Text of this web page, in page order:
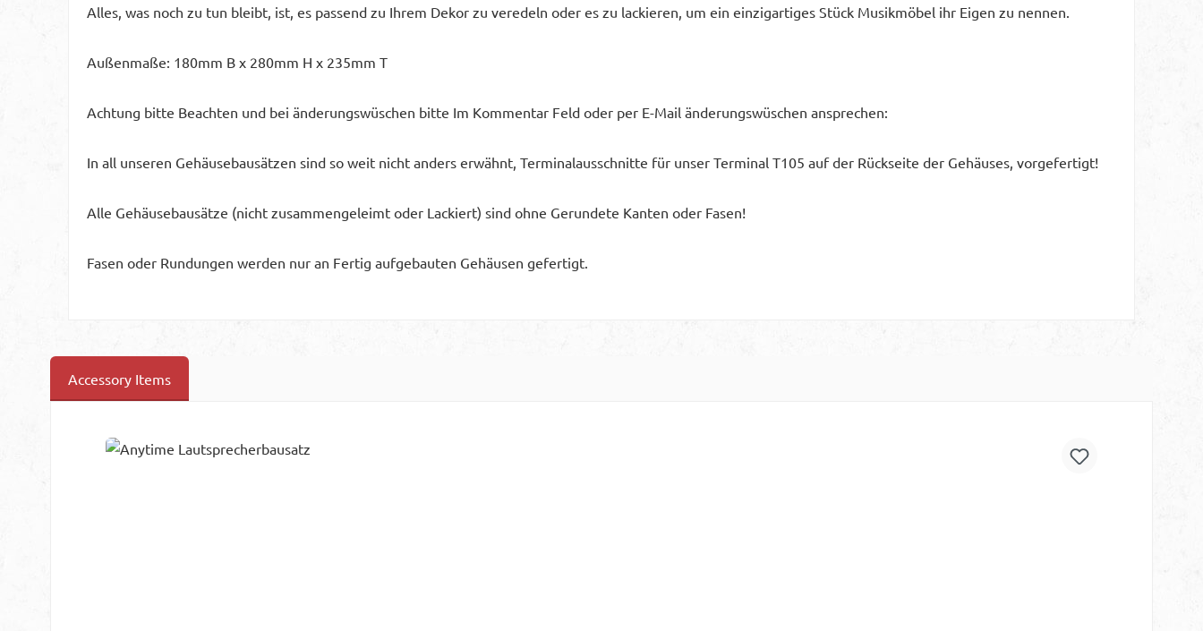
Alles, was noch zu tun bleibt, ist, es passend zu Ihrem Dekor zu veredeln oder es zu lackieren, um ein einzigartiges Stück Musikmöbel ihr Eigen zu nennen.
Außenmaße: 180mm B x 280mm H x 235mm T
Achtung bitte Beachten und bei änderungswüschen bitte Im Kommentar Feld oder per E-Mail änderungswüschen ansprechen:
In all unseren Gehäusebausätzen sind so weit nicht anders erwähnt, Terminalausschnitte für unser Terminal T105 auf der Rückseite der Gehäuses, vorgefertigt!
Alle Gehäusebausätze (nicht zusammengeleimt oder Lackiert) sind ohne Gerundete Kanten oder Fasen!
Fasen oder Rundungen werden nur an Fertig aufgebauten Gehäusen gefertigt.
Accessory Items